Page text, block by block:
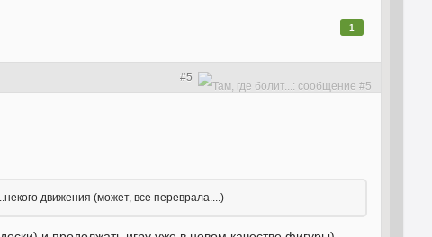
1
#5
движения (может, все переврала....)